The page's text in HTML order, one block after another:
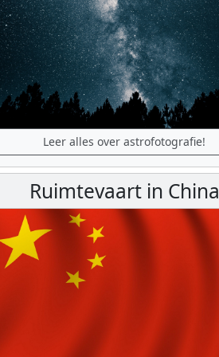
Leer alles over astrofotografie!
Ruimtevaart in China